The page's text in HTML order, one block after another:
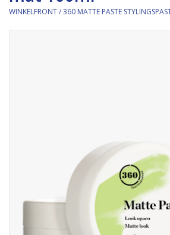
360
WINKELFRONT/360 MATTE PASTE